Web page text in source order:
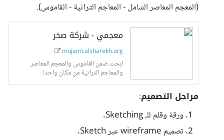
(المعجم المعاصر الشامل - المعاجم التراثية - القاموس).
معجمي - شركة صخر
mujami.alsharekh.org
ابحث ضمن القاموس والمعجم المعاصر
والمعاجم التراثية من مكان واحد!
مراحل التصميم:
ورقة وقلم للـ Sketching.
تصميم wireframe عبر Sketch.